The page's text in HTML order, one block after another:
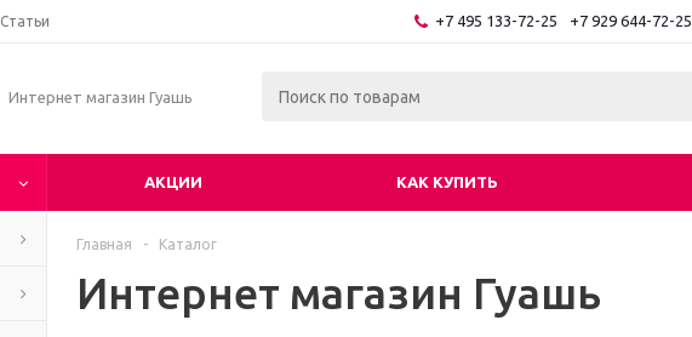
Статьи +7 495 133-72-25 +7 929 644-72-25
Интернет магазин Гуашь
АКЦИИ КАК КУПИТЬ
Главная - Каталог
Интернет магазин Гуашь